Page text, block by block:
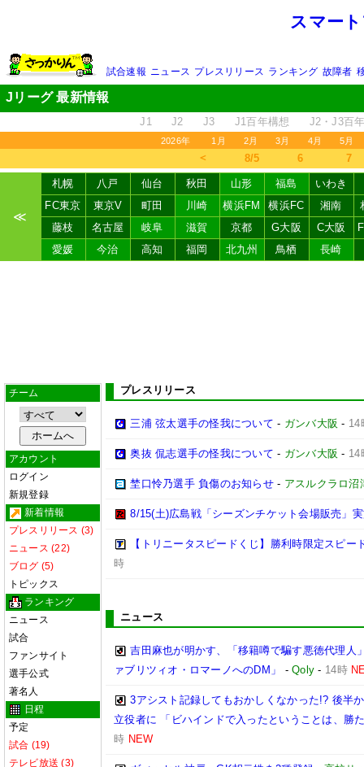
スマー
試合速報 ニュース プレスリリース ランキング 故障者
Jリーグ 最新情報
J1 J2 J3 J1百年構想 J2・J3百
2026年 1月 2月 3月 4月 5月
＜ 8/5 6 7
≪
札幌 八戸 仙台 秋田 山形 福島
いわき
FC東京
東京V 町田 川崎 横浜FM 横浜FC 湘南
藤枝
名古屋 岐阜 滋賀 京都 G大阪 C大阪
愛媛
今治 高知 福岡 北九州 鳥栖 長崎
チーム
アカウント
ログイン
新規登録
新着情報
プレスリリース (3)
ニュース (22)
ブログ (5)
トピックス
ランキング
ニュース
試合
ファンサイト
選手公式
著名人
日程
予定
試合 (19)
テレビ放送 (3)
プレスリリース
三浦 弦太選手の怪我について - ガンバ大阪 - 14
奥抜 侃志選手の怪我について - ガンバ大阪 - 14
埜口怜乃選手 負傷のお知らせ - アスルクラロ沼
8/15(土)広島戦「シーズンチケット会場販売」
【トリニータスピードくじ】勝利時限定スピー
時
ニュース
吉田麻也が明かす、「移籍噂で騙す悪徳代理人
ァブリツィオ・ロマーノへのDM」
-Qoly - 14時
3アシスト記録してもおかしくなかった!? 後半
立役者に 「ビハインドで入ったということは、勝
時 NEW